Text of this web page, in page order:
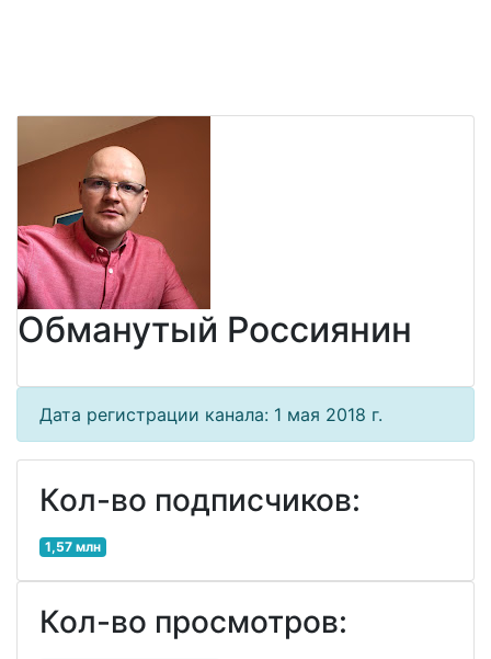
Обманутый Россиянин
Дата регистрации канала: 1 мая 2018 г.
Кол-во подписчиков:
1,57 млн
Кол-во просмотров: